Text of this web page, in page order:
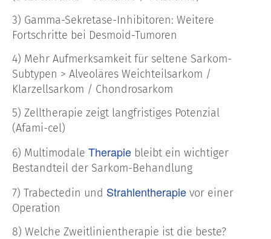
3) Gamma-Sekretase-Inhibitoren: Weitere
Fortschritte bei Desmoid-Tumoren
4) Mehr Aufmerksamkeit für seltene Sarkom-
Subtypen > Alveoläres Weichteilsarkom /
Klarzellsarkom / Chondrosarkom
5) Zelltherapie zeigt langfristiges Potenzial
(Afami-cel)
6) Multimodale Therapie bleibt ein wichtiger
Bestandteil der Sarkom-Behandlung
7) Trabectedin und Strahlentherapie vor einer
Operation
8) Welche Zweitlinientherapie ist die beste?